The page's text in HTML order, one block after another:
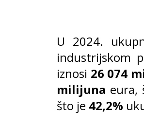
U 2024.
industrijskom
iznosi 26 074
milijuna eura,
što je 42,2%